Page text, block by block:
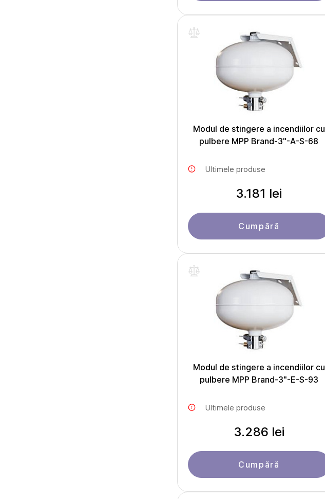
Modul de stingere a incendiilor cu
pulbere MPP Brand-3"-A-S-68
Ultimele produse
3.181 lei
Cumpără
Modul de stingere a incendiilor cu
pulbere MPP Brand-3"-E-S-93
Ultimele produse
3.286 lei
Cumpără